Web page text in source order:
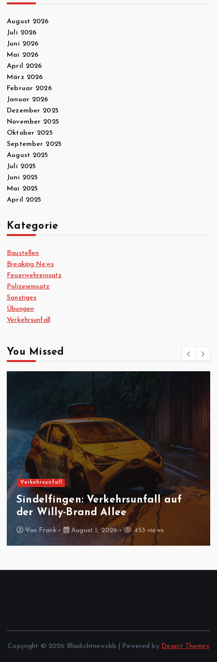
August 2026
Juli 2026
Juni 2026
Mai 2026
April 2026
März 2026
Februar 2026
Januar 2026
Dezember 2025
November 2025
Oktober 2025
September 2025
August 2025
Juli 2025
Juni 2025
Mai 2025
April 2025
Kategorie
Baustellen
Breaking News
Feuerwehreinsatz
Polizeieinsatz
Sonstiges
Übungen
Verkehrsunfall
You Missed
Feuerwehreinsatz
Gäufelden-Nebringen:
Fräsmaschine brennt in
Produktionshalle
VonFrank August 1, 2026 433 views
Copyright © 2026 Blaulichtnewsbb | Powered by Desert Themes